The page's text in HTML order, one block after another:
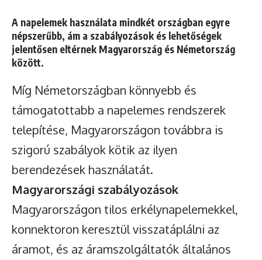
A napelemek használata mindkét országban egyre
népszerűbb, ám a szabályozások és lehetőségek
jelentősen eltérnek Magyarország és Németország
között.
Míg Németországban könnyebb és
támogatottabb a napelemes rendszerek
telepítése, Magyarországon továbbra is
szigorú szabályok kötik az ilyen
berendezések használatát.
Magyarországi szabályozások
Magyarországon tilos erkélynapelemekkel,
konnektoron keresztül visszatáplálni az
áramot, és az áramszolgáltatók általános